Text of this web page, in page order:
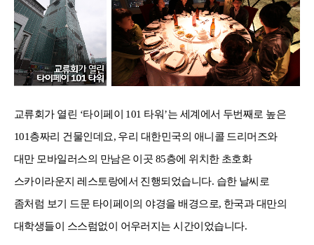
교류회가 열린 ‘타이페이 101 타워’는 세계에서 두번째로 높은
101층짜리 건물인데요, 우리 대한민국의 애니콜 드리머즈와
대만 모바일러스의 만남은 이곳 85층에 위치한 초호화
스카이라운지 레스토랑에서 진행되었습니다. 습한 날씨로
좀처럼 보기 드문 타이페이의 야경을 배경으로, 한국과 대만의
대학생들이 스스럼없이 어우러지는 시간이었습니다.